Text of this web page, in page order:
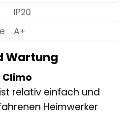
IP20
A+
Wartung
Climo
relativ einfach und
Heimwerker